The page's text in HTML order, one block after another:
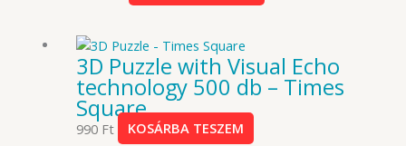
3D Puzzle with Visual Echo
technology 500 db – Times
Square
990 Ft KOSÁRBA TESZEM